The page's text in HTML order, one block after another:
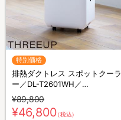
特別価格
排熱ダクトレス スポットクーラ
ー／DL-T2601WH／
THREEUP(スリーアップ)／取付
工事不要／除湿
¥89,800
¥46,800（税込）